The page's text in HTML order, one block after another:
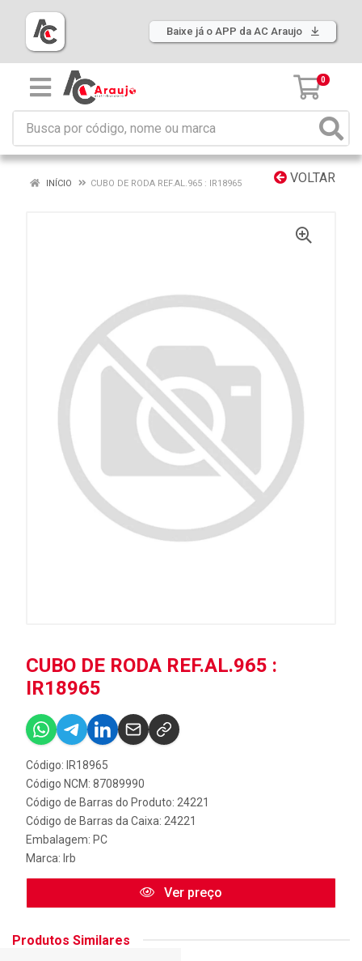
Baixe já o APP da AC Araujo
0
VOLTAR
INÍCIO CUBO DE RODA REF.AL.965 : IR18965
CUBO DE RODA REF.AL.965 :
IR18965
Código: IR18965
Código NCM: 87089990
Código de Barras do Produto: 24221
Código de Barras da Caixa: 24221
Embalagem: PC
Marca: Irb
Ver preço
Produtos Similares